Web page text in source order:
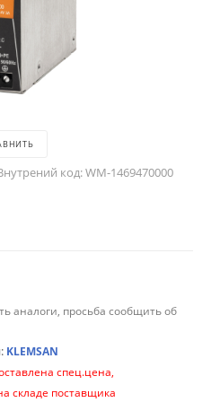
код:WM-1469470000
аналоги, просьба сообщить об
KLEMSAN
спец.цена,
складе поставщика